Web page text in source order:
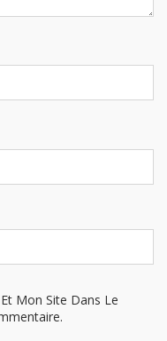
Mon Site Dans Le